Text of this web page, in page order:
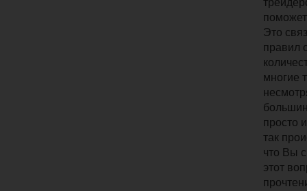
Это
правил
многие
просто
так
что Вы
этот